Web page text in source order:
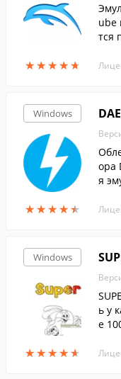
★★★★★
★★★★★
ube
тся
е
Windows
★★★★★
★★★★★
ора
я
Windows
★★★★★
★★★★★
ь у
е
сти